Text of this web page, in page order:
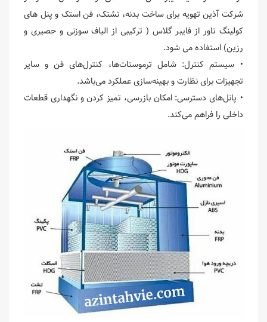
شرکت آذین تهویه برای ساخت بدنه، تشتک، فن استک و پنل های
کولینگ تاور از فایبر گلاس ( ترکیبی از الیاف سوزنی و حصیری و
رزین) استفاده می شود.
• سیستم کنترل: شامل ترموستات‌ها، کنترل‌های فن و سایر
تجهیزات برای نظارت و بهینه‌سازی عملکرد می‌باشد.
• پانل‌های دسترسی: امکان بازرسی، تمیز کردن و نگهداری قطعات
داخلی را فراهم می‌کند.